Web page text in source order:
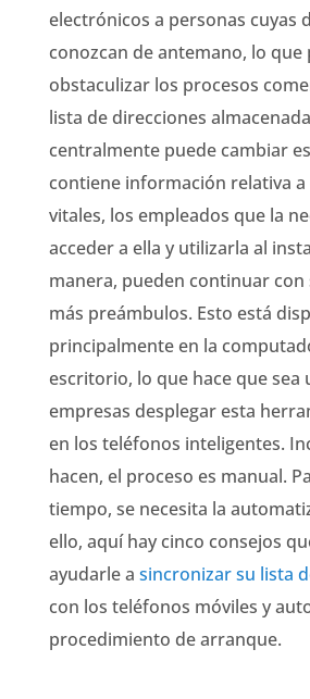
electrónicos a personas cuyas
conozcan de antemano, lo que
obstaculizar los procesos
lista de direcciones
centralmente puede cambiar
contiene información relativa
vitales, los empleados que la
acceder a ella y utilizarla al
manera, pueden continuar con
más preámbulos. Esto está
principalmente en la
escritorio, lo que hace que sea
empresas desplegar esta
en los teléfonos inteligentes.
hacen, el proceso es manual.
tiempo, se necesita la
ello, aquí hay cinco consejos
ayudarle a sincronizar su lista
con los teléfonos móviles y
procedimiento de arranque.